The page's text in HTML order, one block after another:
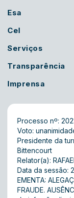
Esa
Cel
Serviços
Transparência
Imprensa
Processo nº:
Voto:
Presidente da
Bittencourt
Relator(a):
Data da sessão:
EMENTA:
FRAUDE.